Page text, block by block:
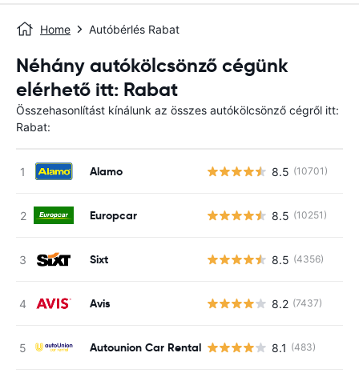
Home Autóbérlés Rabat
Néhány autókölcsönző cégünk
elérhető itt: Rabat
Összehasonlítást kínálunk az összes autókölcsönző cégről itt:
Rabat:
Alamo 8.5 (10701)
Europcar 8.5 (10251)
Sixt 8.5 (4356)
Avis 8.2 (7437)
Autounion Car Rental 8.1 (483)